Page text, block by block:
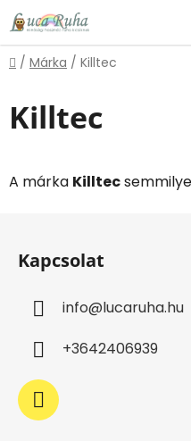
Ugrás
fő
tartalomhoz
Kezdőlap
/ Márka / Killtec
Killtec
A márka Killtec
Kapcsolat
info@lucaruha.hu
+3642406939